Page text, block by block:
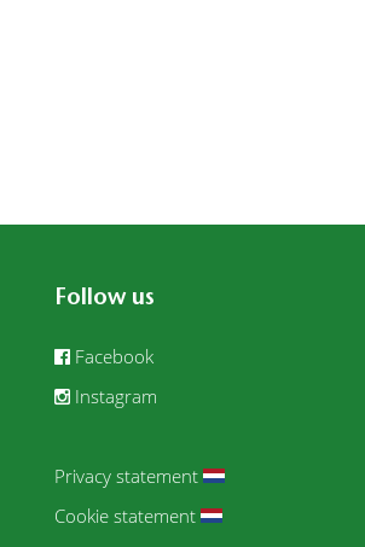
Follow us
Facebook
Instagram
Privacy statement
Cookie statement